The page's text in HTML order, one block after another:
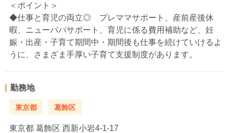
＜ポイント＞
◆仕事と育児の両立◎ プレママサポート、産前産後休
暇、ニューパパサポート、育児に係る費用補助など、妊
娠・出産・子育て期間中・期間後も仕事を続けていけるよ
うに、さまざま手厚い子育て支援制度があります。
勤務地
東京都 葛飾区
東京都 葛飾区 西新小岩4-1-17